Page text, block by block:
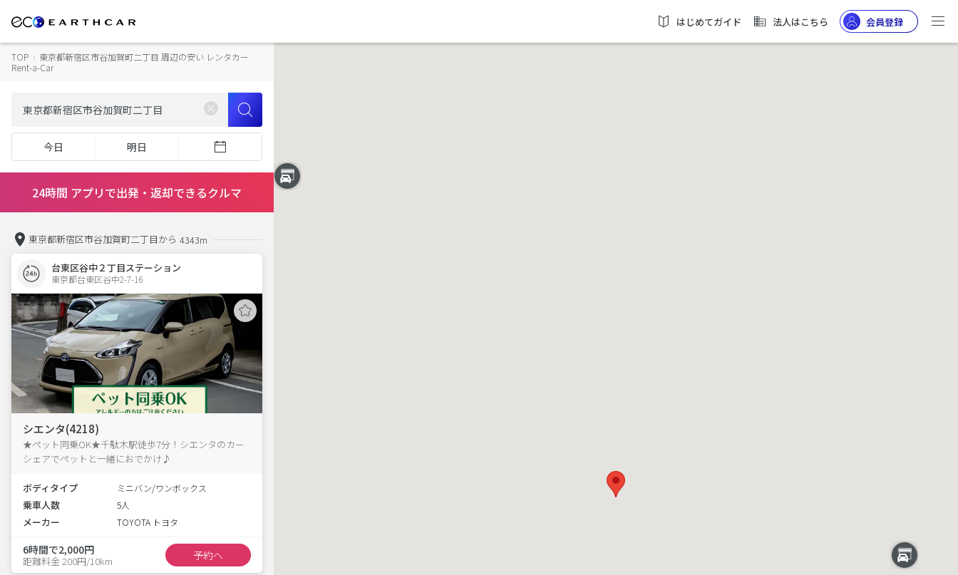
はじめてガイド 法人はこちら 会員登録
TOP › 東京都新宿区市谷加賀町二丁目 周辺の安い レンタカー
Rent-a-Car
今日 明日
24時間 アプリで出発・返却できるクルマ
東京都新宿区市谷加賀町二丁目から 4343m
台東区谷中２丁目ステーション
東京都台東区谷中2-7-16
シエンタ(4218)
★ペット同乗OK★千駄木駅徒歩7分！シエンタのカー
シェアでペットと一緒におでかけ♪
ボディタイプ ミニバン/ワンボックス
乗車人数 5人
メーカー TOYOTA トヨタ
6時間で2,000円
距離料金 200円/10km 予約へ